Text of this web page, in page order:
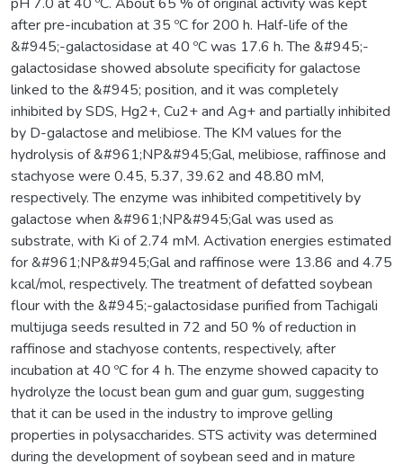
after pre-incubation at 35 ºC for 200 h. Half-life of the
&#945;-galactosidase at 40 ºC was 17.6 h. The &#945;-
galactosidase showed absolute specificity for galactose
linked to the &#945; position, and it was completely
inhibited by SDS, Hg2+, Cu2+ and Ag+ and partially inhibited
by D-galactose and melibiose. The KM values for the
hydrolysis of &#961;NP&#945;Gal, melibiose, raffinose and
stachyose were 0.45, 5.37, 39.62 and 48.80 mM,
respectively. The enzyme was inhibited competitively by
galactose when &#961;NP&#945;Gal was used as
substrate, with Ki of 2.74 mM. Activation energies estimated
for &#961;NP&#945;Gal and raffinose were 13.86 and 4.75
kcal/mol, respectively. The treatment of defatted soybean
flour with the &#945;-galactosidase purified from Tachigali
multijuga seeds resulted in 72 and 50 % of reduction in
raffinose and stachyose contents, respectively, after
incubation at 40 ºC for 4 h. The enzyme showed capacity to
hydrolyze the locust bean gum and guar gum, suggesting
that it can be used in the industry to improve gelling
properties in polysaccharides. STS activity was determined
during the development of soybean seed and in mature